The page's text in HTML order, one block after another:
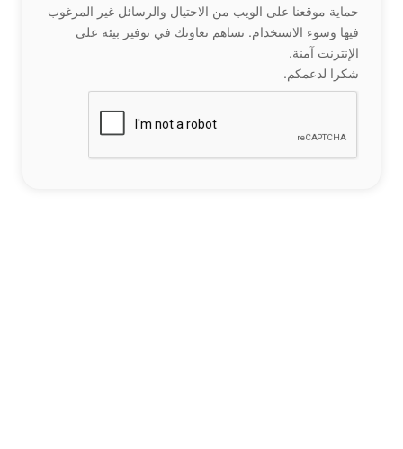
حماية موقعنا على الويب من الاحتيال والرسائل غير المرغوب
فيها وسوء الاستخدام. تساهم تعاونك في توفير بيئة على
الإنترنت آمنة.
شكرا لدعمكم.